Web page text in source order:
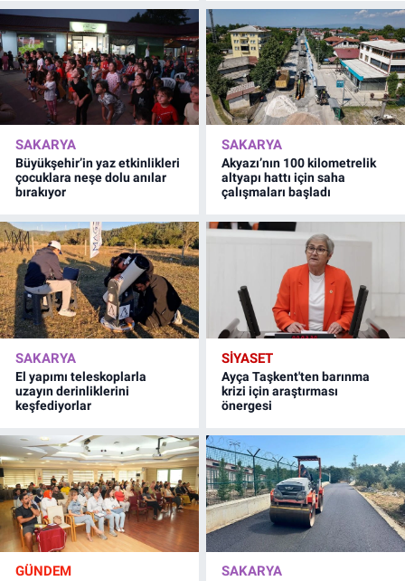
SAKARYA
Büyükşehir’in yaz etkinlikleri
çocuklara neşe dolu anılar
bırakıyor
SAKARYA
Akyazı’nın 100 kilometrelik
altyapı hattı için saha
çalışmaları başladı
SAKARYA
El yapımı teleskoplarla
uzayın derinliklerini
keşfediyorlar
SİYASET
Ayça Taşkent'ten barınma
krizi için araştırması
önergesi
GÜNDEM SAKARYA